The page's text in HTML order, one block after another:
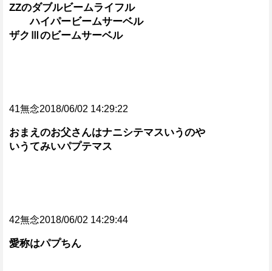
ZZのダブルビームライフル
ハイパービームサーベル
ザクⅢのビームサーベル
41無念2018/06/02 14:29:22
おまえのお父さんはナニシテマスいうのや
いうてみいパプテマス
42無念2018/06/02 14:29:44
愛称はパプちん